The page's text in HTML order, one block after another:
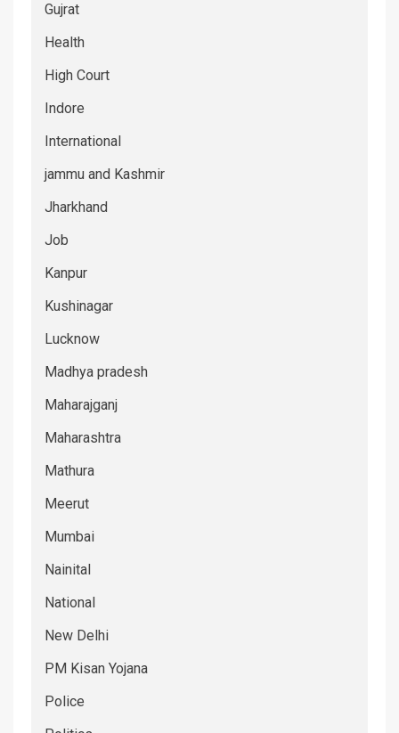
Gujrat
Health
High Court
Indore
International
jammu and Kashmir
Jharkhand
Job
Kanpur
Kushinagar
Lucknow
Madhya pradesh
Maharajganj
Maharashtra
Mathura
Meerut
Mumbai
Nainital
National
New Delhi
PM Kisan Yojana
Police